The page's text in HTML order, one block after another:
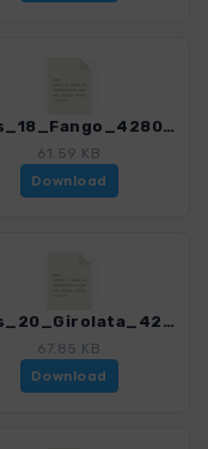
Kors_18_Fango_4280_18.gpx
61.59 KB
Download
Kors_20_Girolata_4280_18.gpx
67.85 KB
Download